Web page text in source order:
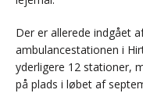
Der er allerede indgået
ambulancestationen i
yderligere 12 stationer,
på plads i løbet af